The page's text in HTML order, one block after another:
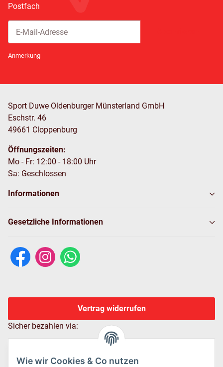
Wie wir Cookies & Co nutzen
Postfach
Anmerkung
Sport Duwe Oldenburger Münsterland GmbH
Eschstr. 46
49661 Cloppenburg
Öffnungszeiten:
Mo - Fr: 12:00 - 18:00 Uhr
Sa: Geschlossen
Informationen
Gesetzliche Informationen
Vertrag widerrufen
Sicher bezahlen via: